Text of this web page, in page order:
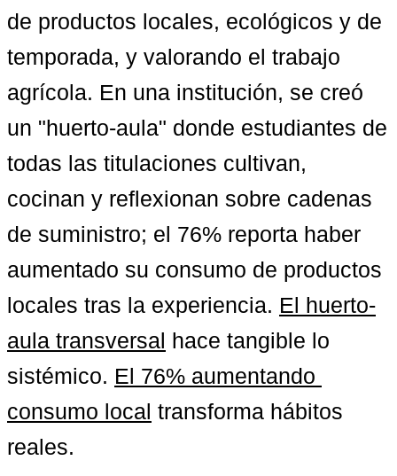
de productos locales, ecológicos y de
temporada, y valorando el trabajo
agrícola. En una institución, se creó
un "huerto-aula" donde estudiantes de
todas las titulaciones cultivan,
cocinan y reflexionan sobre cadenas
de suministro; el 76% reporta haber
aumentado su consumo de productos
locales tras la experiencia. El huerto-
aula transversal hace tangible lo
sistémico. El 76% aumentando
consumo local transforma hábitos
reales.